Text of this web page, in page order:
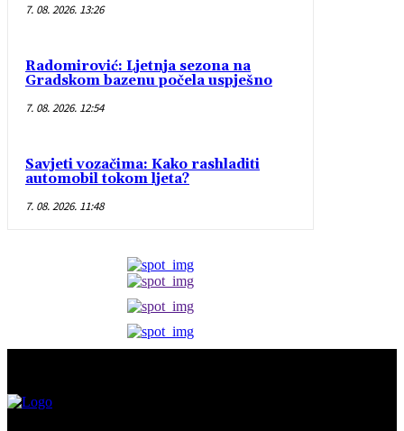
7. 08. 2026. 13:26
Radomirović: Ljetnja sezona na
Gradskom bazenu počela uspješno
7. 08. 2026. 12:54
Savjeti vozačima: Kako rashladiti
automobil tokom ljeta?
7. 08. 2026. 11:48